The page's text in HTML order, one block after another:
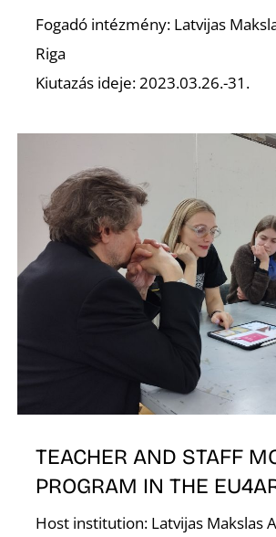
Fogadó intézmény: Latvijas
Riga
Kiutazás ideje: 2023.03.26.-31.
TEACHER AND STAFF
PROGRAM IN THE
Host institution: Latvijas Makslas